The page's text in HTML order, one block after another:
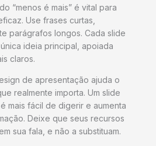
“menos é mais” é vital para
Use frases curtas,
parágrafos longos. Cada slide
ideia principal, apoiada
claros.
de apresentação ajuda o
realmente importa. Um slide
mais fácil de digerir e aumenta
Deixe que seus recursos
sua fala, e não a substituam.